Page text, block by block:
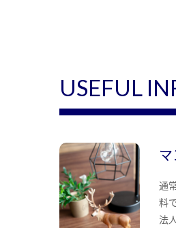
USEFUL
通
料
法